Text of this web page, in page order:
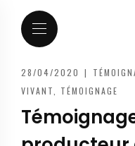
28/04/2020 |
VIVANT
TÉMOIGNAGE